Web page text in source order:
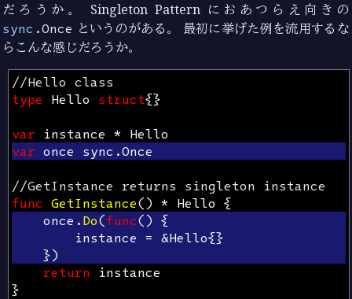
だろうか。 Singleton Pattern におあつらえ向きの
sync .Once というのがある。 最初に挙げた例を流用するな
らこんな感じだろうか。
//Hello class
type Hello struct{}
var instance * Hello
var once sync .Once
//GetInstance returns singleton instance
func GetInstance() * Hello {
once .Do(func() {
instance = &Hello{}
})
return instance
}